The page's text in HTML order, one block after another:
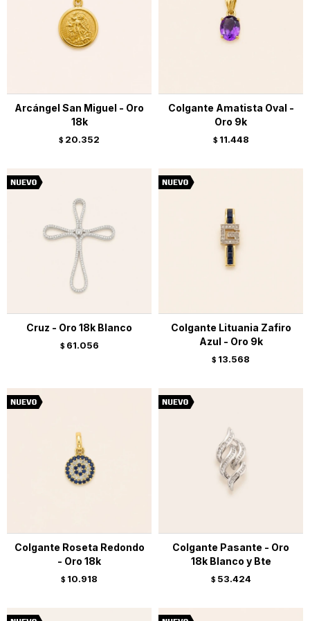
Arcángel San Miguel - Oro
18k
$ 20.352
Colgante Amatista Oval -
Oro 9k
$ 11.448
Cruz - Oro 18k Blanco
$ 61.056
Colgante Lituania Zafiro
Azul - Oro 9k
$ 13.568
Colgante Roseta Redondo
- Oro 18k
$ 10.918
Colgante Pasante - Oro
18k Blanco y Bte
$ 53.424